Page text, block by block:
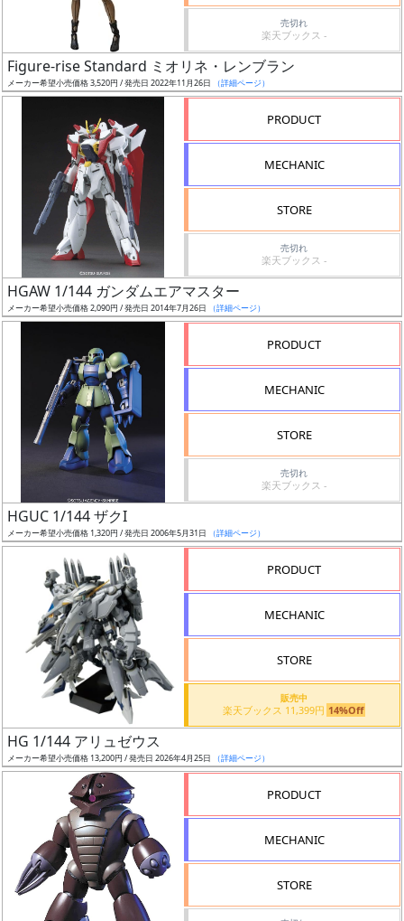
ー
ズ・
タ
売
切
抽
選
中
活
売切れ
楽天ブックス -
Figure-rise Standard ミオリネ・レンブラン
メーカー希望小売価格 3,520円 / 発売日 2022年11月26日 （詳細ページ）
PRODUCT
MECHANIC
STORE
売切れ
楽天ブックス -
HGAW 1/144 ガンダムエアマスター
メーカー希望小売価格 2,090円 / 発売日 2014年7月26日 （詳細ページ）
PRODUCT
MECHANIC
STORE
売切れ
楽天ブックス -
HGUC 1/144 ザクI
メーカー希望小売価格 1,320円 / 発売日 2006年5月31日 （詳細ページ）
PRODUCT
MECHANIC
STORE
販売中
楽天ブックス 11,399円 14%Off
HG 1/144 アリュゼウス
メーカー希望小売価格 13,200円 / 発売日 2026年4月25日 （詳細ページ）
PRODUCT
MECHANIC
STORE